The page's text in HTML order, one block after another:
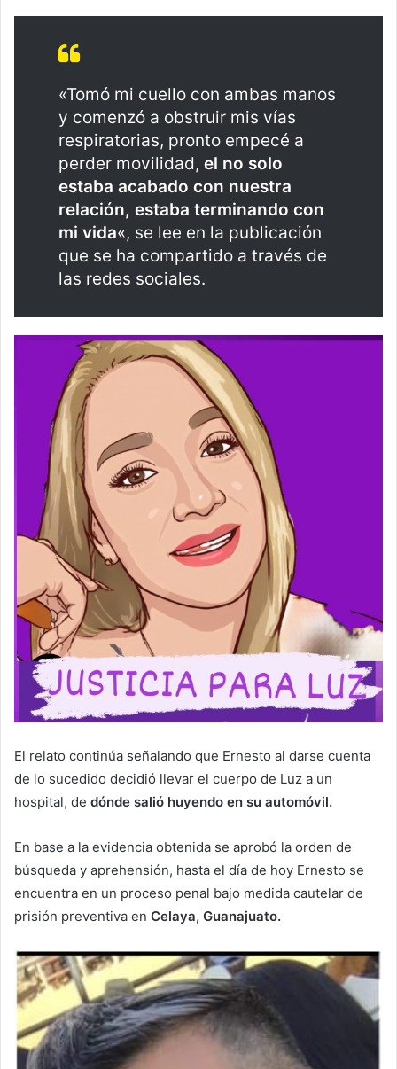
«Tomó mi cuello con ambas manos
y comenzó a obstruir mis vías
respiratorias, pronto empecé a
perder movilidad, el no solo
estaba acabado con nuestra
relación, estaba terminando con
mi vida«, se lee en la publicación
que se ha compartido a través de
las redes sociales.
El relato continúa señalando que Ernesto al darse cuenta
de lo sucedido decidió llevar el cuerpo de Luz a un
hospital, de dónde salió huyendo en su automóvil.
En base a la evidencia obtenida se aprobó la orden de
búsqueda y aprehensión, hasta el día de hoy Ernesto se
encuentra en un proceso penal bajo medida cautelar de
prisión preventiva en Celaya, Guanajuato.